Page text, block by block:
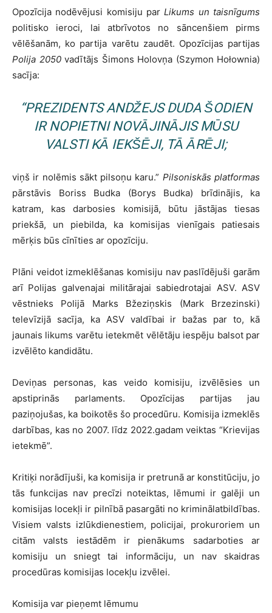
Opozīcija nodēvējusi komisiju parLikums un taisnīgums
politisko ieroci, lai atbrīvotos no sāncenšiem pirms
vēlēšanām, ko partija varētu zaudēt. Opozīcijas partijas
Polija 2050vadītājs Šimons Holovņa (Szymon Hołownia)
sacīja:
“PREZIDENTS ANDŽEJS DUDA ŠODIEN
IR NOPIETNI NOVĀJINĀJIS MŪSU
VALSTI KĀ IEKŠĒJI, TĀ ĀRĒJI;
viņš ir nolēmis sākt pilsoņu karu.” Pilsoniskās platformas
pārstāvis Boriss Budka (Borys Budka) brīdinājis, ka
katram, kas darbosies komisijā, būtu jāstājas tiesas
priekšā, un piebilda, ka komisijas vienīgais patiesais
mērķis būs cīnīties ar opozīciju.
Plāni veidot izmeklēšanas komisiju nav paslīdējuši garām
arī Polijas galvenajai militārajai sabiedrotajai ASV. ASV
vēstnieks Polijā Marks Bžeziņskis (Mark Brzezinski)
televīzijā sacīja, ka ASV valdībai ir bažas par to, kā
jaunais likums varētu ietekmēt vēlētāju iespēju balsot par
izvēlēto kandidātu.
Deviņas personas, kas veido komisiju, izvēlēsies un
apstiprinās parlaments. Opozīcijas partijas jau
paziņojušas, ka boikotēs šo procedūru. Komisija izmeklēs
darbības, kas no 2007. līdz 2022.gadam veiktas “Krievijas
ietekmē”.
Kritiķi norādījuši, ka komisija ir pretrunā ar konstitūciju, jo
tās funkcijas nav precīzi noteiktas, lēmumi ir galēji un
komisijas locekļi ir pilnībā pasargāti no kriminālatbildības.
Visiem valsts izlūkdienestiem, policijai, prokuroriem un
citām valsts iestādēm ir pienākums sadarboties ar
komisiju un sniegt tai informāciju, un nav skaidras
procedūras komisijas locekļu izvēlei.
Komisija var pieņemt lēmumu